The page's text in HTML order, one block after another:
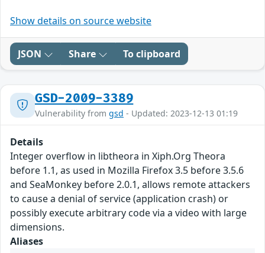
Show details on source website
JSON Share To clipboard
GSD-2009-3389
Vulnerability from gsd - Updated: 2023-12-13 01:19
Details
Integer overflow in libtheora in Xiph.Org Theora
before 1.1, as used in Mozilla Firefox 3.5 before 3.5.6
and SeaMonkey before 2.0.1, allows remote attackers
to cause a denial of service (application crash) or
possibly execute arbitrary code via a video with large
dimensions.
Aliases